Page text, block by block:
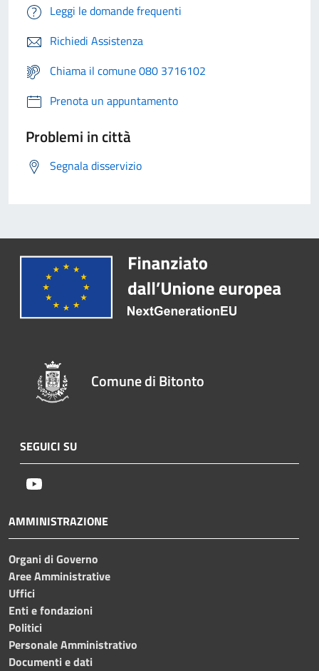
Leggi le domande frequenti
Richiedi Assistenza
Chiama il comune 080 3716102
Prenota un appuntamento
Problemi in città
Segnala disservizio
Comune di Bitonto
SEGUICI SU
AMMINISTRAZIONE
Organi di Governo
Aree Amministrative
Uffici
Enti e fondazioni
Politici
Personale Amministrativo
Documenti e dati